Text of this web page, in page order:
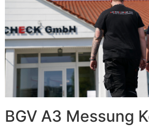
BGV A3 Messung